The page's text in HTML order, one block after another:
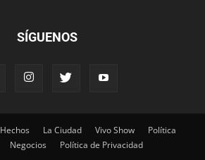
SÍGUENOS
La Ciudad Vivo Show
Política
Negocios Política de Privacidad